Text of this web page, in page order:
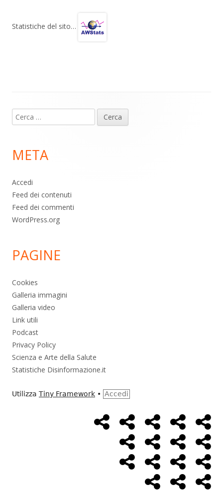
gr s b
Statistiche del sito…
piè
pagina
Ricerca
per:
META
Accedi
Feed dei contenuti
Feed dei commenti
WordPress.org
PAGINE
Cookies
Galleria immagini
Galleria video
Link utili
Podcast
Privacy Policy
Scienza e Arte della Salute
Statistiche Disinformazione.it
Utilizza Tiny Framework • Accedi
MenùHome
Page
Alimentazione
AmbienteBambini
Cancro ControlloEconomia
FarmaciMassoneriaNWO
Salute Storia